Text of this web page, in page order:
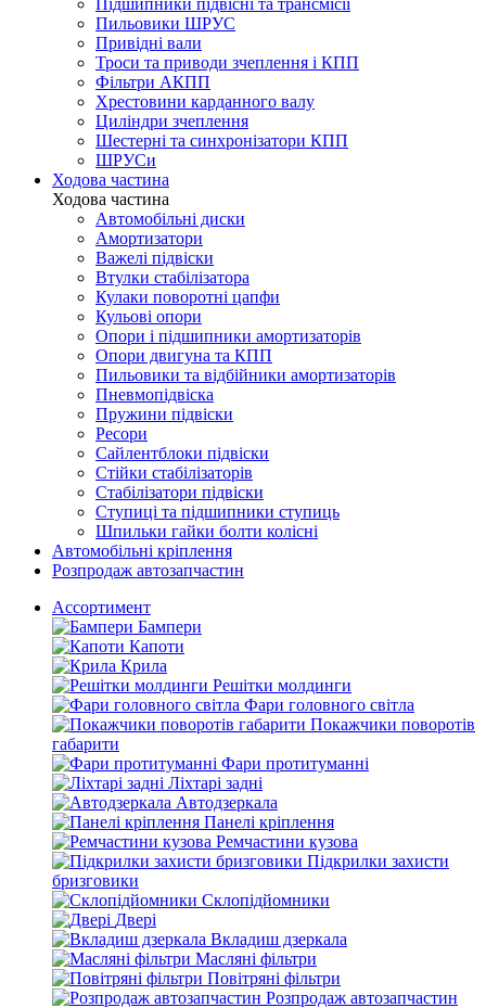
Підшипники підвісні та трансмісії
Пильовики ШРУС
Привідні вали
Троси та приводи зчеплення і КПП
Фільтри АКПП
Хрестовини карданного валу
Циліндри зчеплення
Шестерні та синхронізатори КПП
ШРУСи
Ходова частина
Ходова частина
Автомобільні диски
Амортизатори
Важелі підвіски
Втулки стабілізатора
Кулаки поворотні цапфи
Кульові опори
Опори і підшипники амортизаторів
Опори двигуна та КПП
Пильовики та відбійники амортизаторів
Пневмопідвіска
Пружини підвіски
Ресори
Сайлентблоки підвіски
Стійки стабілізаторів
Стабілізатори підвіски
Ступиці та підшипники ступиць
Шпильки гайки болти колісні
Автомобільні кріплення
Розпродаж автозапчастин
Ассортимент
Бампери
Капоти
Крила
Решітки молдинги
Фари головного світла
Покажчики поворотів
габарити
Фари протитуманні
Ліхтарі задні
Автодзеркала
Панелі кріплення
Ремчастини кузова
Підкрилки захисти
бризговики
Склопідйомники
Двері
Вкладиш дзеркала
Масляні фільтри
Повітряні фільтри
Розпродаж автозапчастин